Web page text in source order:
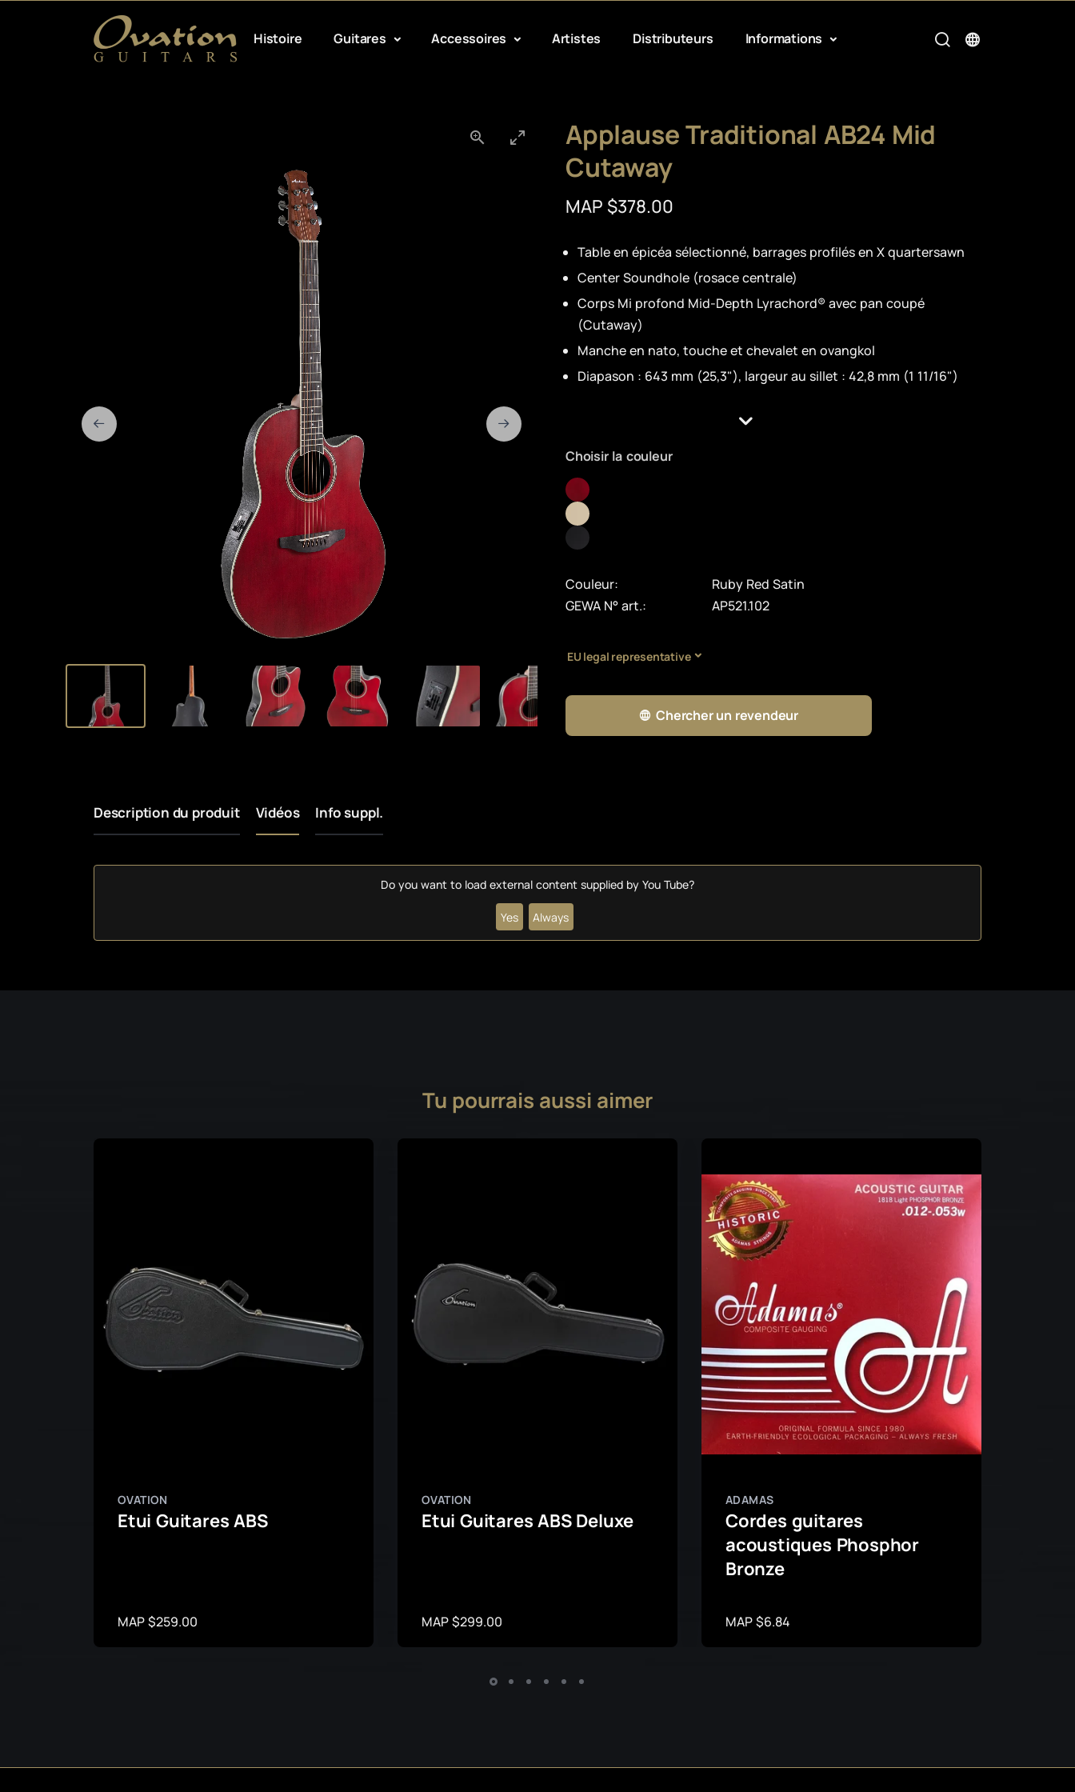
Histoire Guitares Accessoires Artistes Distributeurs Informations
Applause Traditional AB24 Mid
Cutaway
MAP $378.00
Table en épicéa sélectionné, barrages profilés en X quartersawn
Center Soundhole (rosace centrale)
Corps Mi profond Mid-Depth Lyrachord® avec pan coupé
(Cutaway)
Manche en nato, touche et chevalet en ovangkol
Diapason : 643 mm (25,3"), largeur au sillet : 42,8 mm (1 11/16")
Choisir la couleur
Couleur:
Ruby Red Satin
GEWA N° art.:
AP521.102
EU legal representative
Chercher un revendeur
Description du produit Vidéos Info suppl.
Do you want to load external content supplied by You Tube?
Yes Always
Tu pourrais aussi aimer
OVATION
Etui Guitares ABS
MAP $259.00
OVATION
Etui Guitares ABS Deluxe
MAP $299.00
ADAMAS
Cordes guitares
acoustiques Phosphor
Bronze
MAP $6.84